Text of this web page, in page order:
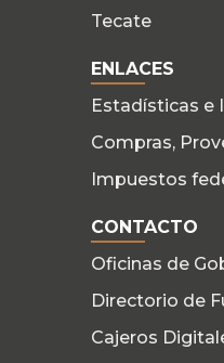
Tecate
ENLACES
Estadísticas e
Compras,
Impuestos
CONTACTO
Oficinas de
Directorio de
Cajeros